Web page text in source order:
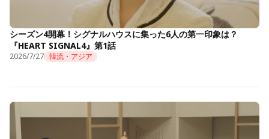
シーズン4開幕！シグナルハウスに集った6人の第一印象は？
『HEART SIGNAL4』第1話
2026/7/27 韓流・アジア